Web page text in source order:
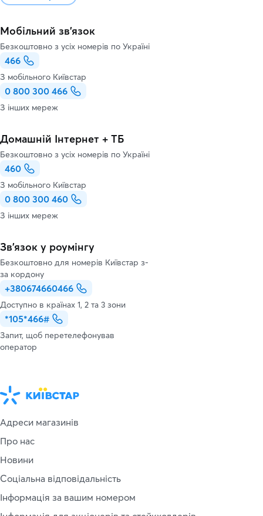
Мобільний зв'язок
Безкоштовно з усіх номерів по Україні
466
З мобільного Київстар
0 800 300 466
З інших мереж
Домашній Інтернет + ТБ
Безкоштовно з усіх номерів по Україні
460
З мобільного Київстар
0 800 300 460
З інших мереж
Зв’язок у роумінгу
Безкоштовно для номерів Київстар з-
за кордону
+380674660466
Доступно в країнах 1, 2 та 3 зони
*105*466#
Запит, щоб перетелефонував
оператор
Адреси магазинів
Про нас
Новини
Соціальна відповідальність
Інформація за вашим номером